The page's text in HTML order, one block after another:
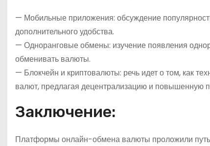
— Мобильные приложения: обсуждение
дополнительного удобства.
— Одноранговые обмены: изучение появления
обменивать валюты.
— Блокчейн и криптовалюты: речь идет о том, как
валют, предлагая децентрализацию и повышенную
Заключение:
Платформы онлайн-обмена валюты проложили